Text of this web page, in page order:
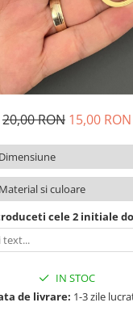
20,00 RON 15,00 RON
cele 2 initiale
IN STOC
de livrare: 1-3 zile